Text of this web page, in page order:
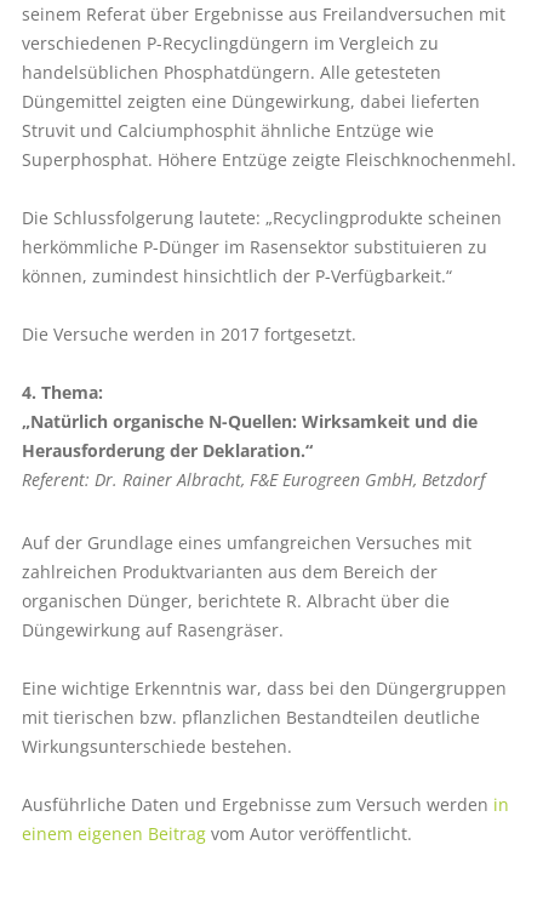
seinem Referat über Ergebnisse aus Freilandversuchen mit
verschiedenen P-Recyclingdüngern im Vergleich zu
handelsüblichen Phosphatdüngern. Alle getesteten
Düngemittel zeigten eine Düngewirkung, dabei lieferten
Struvit und Calciumphosphit ähnliche Entzüge wie
Superphosphat. Höhere Entzüge zeigte Fleischknochenmehl.
Die Schlussfolgerung lautete: „Recyclingprodukte scheinen
herkömmliche P-Dünger im Rasensektor substituieren zu
können, zumindest hinsichtlich der P-Verfügbarkeit.“
Die Versuche werden in 2017 fortgesetzt.
4. Thema:
„Natürlich organische N-Quellen: Wirksamkeit und die
Herausfor­derung der Deklaration.“
Referent: Dr. Rainer Albracht, F&E Eurogreen GmbH, Betzdorf
Auf der Grundlage eines umfangreichen Versuches mit
zahlreichen Produktvarianten aus dem Bereich der
organischen Dünger, berichtete R. Albracht über die
Düngewirkung auf Rasengräser.
Eine wichtige Erkenntnis war, dass bei den Düngergruppen
mit tierischen bzw. pflanzlichen Bestandteilen deutliche
Wirkungsunterschiede bestehen.
Ausführliche Daten und Ergebnisse zum Versuch werden in
einem eigenen Beitragvom Autor veröffentlicht.